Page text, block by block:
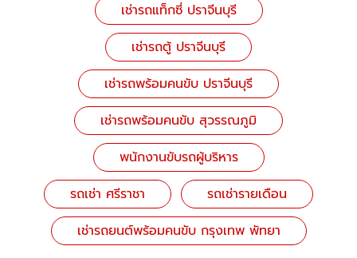
เช่ารถแท็กซี่ ปราจีนบุรี
เช่ารถตู้ ปราจีนบุรี
เช่ารถพร้อมคนขับ ปราจีนบุรี
เช่ารถพร้อมคนขับ สุวรรณภูมิ
พนักงานขับรถผู้บริหาร
รถเช่า ศรีราชา
รถเช่ารายเดือน
เช่ารถยนต์พร้อมคนขับ กรุงเทพ พัทยา